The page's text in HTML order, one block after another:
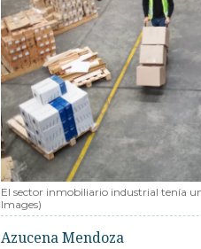
El sector inmobiliario industrial tenía
Images)
Azucena Mendoza